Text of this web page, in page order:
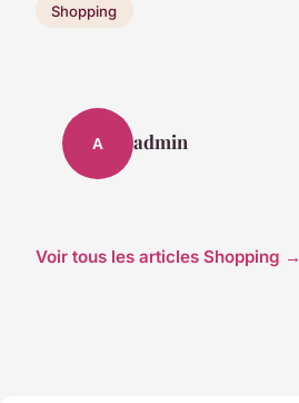
Shopping
A admin
Voir tous les articles Shopping →